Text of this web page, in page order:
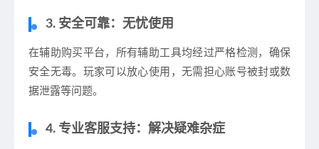
3. 安全可靠：无忧使用
在辅助购买平台，所有辅助工具均经过严格检测，确保
安全无毒。玩家可以放心使用，无需担心账号被封或数
据泄露等问题。
4. 专业客服支持：解决疑难杂症